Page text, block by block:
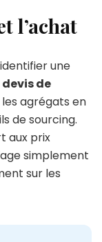
l’achat
une
devis de
agrégats en
de sourcing.
aux prix
simplement
sur les